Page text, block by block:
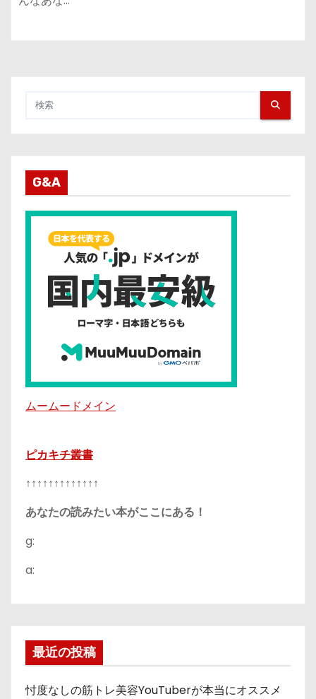
G&A
ムームードメイン
ピカキチ叢書
↑↑↑↑↑↑↑↑↑↑↑↑↑
あなたの読みたい本がここにある！
g:
a:
最近の投稿
忖度なしの筋トレ美容YouTuberが本当にオススメ